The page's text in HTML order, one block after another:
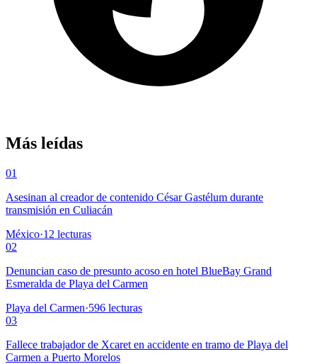
Más leídas
01
Asesinan al creador de contenido César Gastélum durante
transmisión en Culiacán
México·12 lecturas
02
Denuncian caso de presunto acoso en hotel BlueBay Grand
Esmeralda de Playa del Carmen
Playa del Carmen·596 lecturas
03
Fallece trabajador de Xcaret en accidente en tramo de Playa del
Carmen a Puerto Morelos